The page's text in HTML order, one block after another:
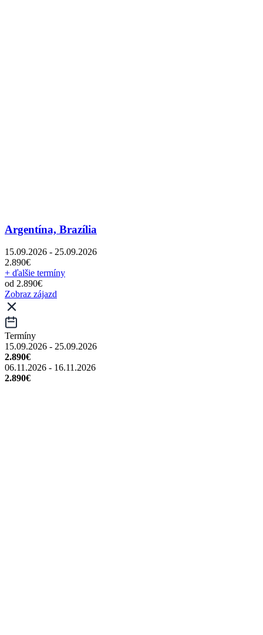
Argentína, Brazília
15.09.2026 - 25.09.2026
2.890€
+ ďalšie termíny
od 2.890€
Zobraz zájazd
Termíny
15.09.2026 - 25.09.2026
2.890€
06.11.2026 - 16.11.2026
2.890€